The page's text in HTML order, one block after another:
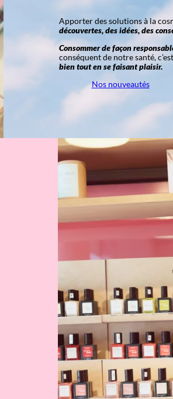
Apporter des solutions à la
découvertes, des idées, des
Consommer de façon
conséquent de notre santé,
bien tout en se faisant plaisir.
Nos nouveautés